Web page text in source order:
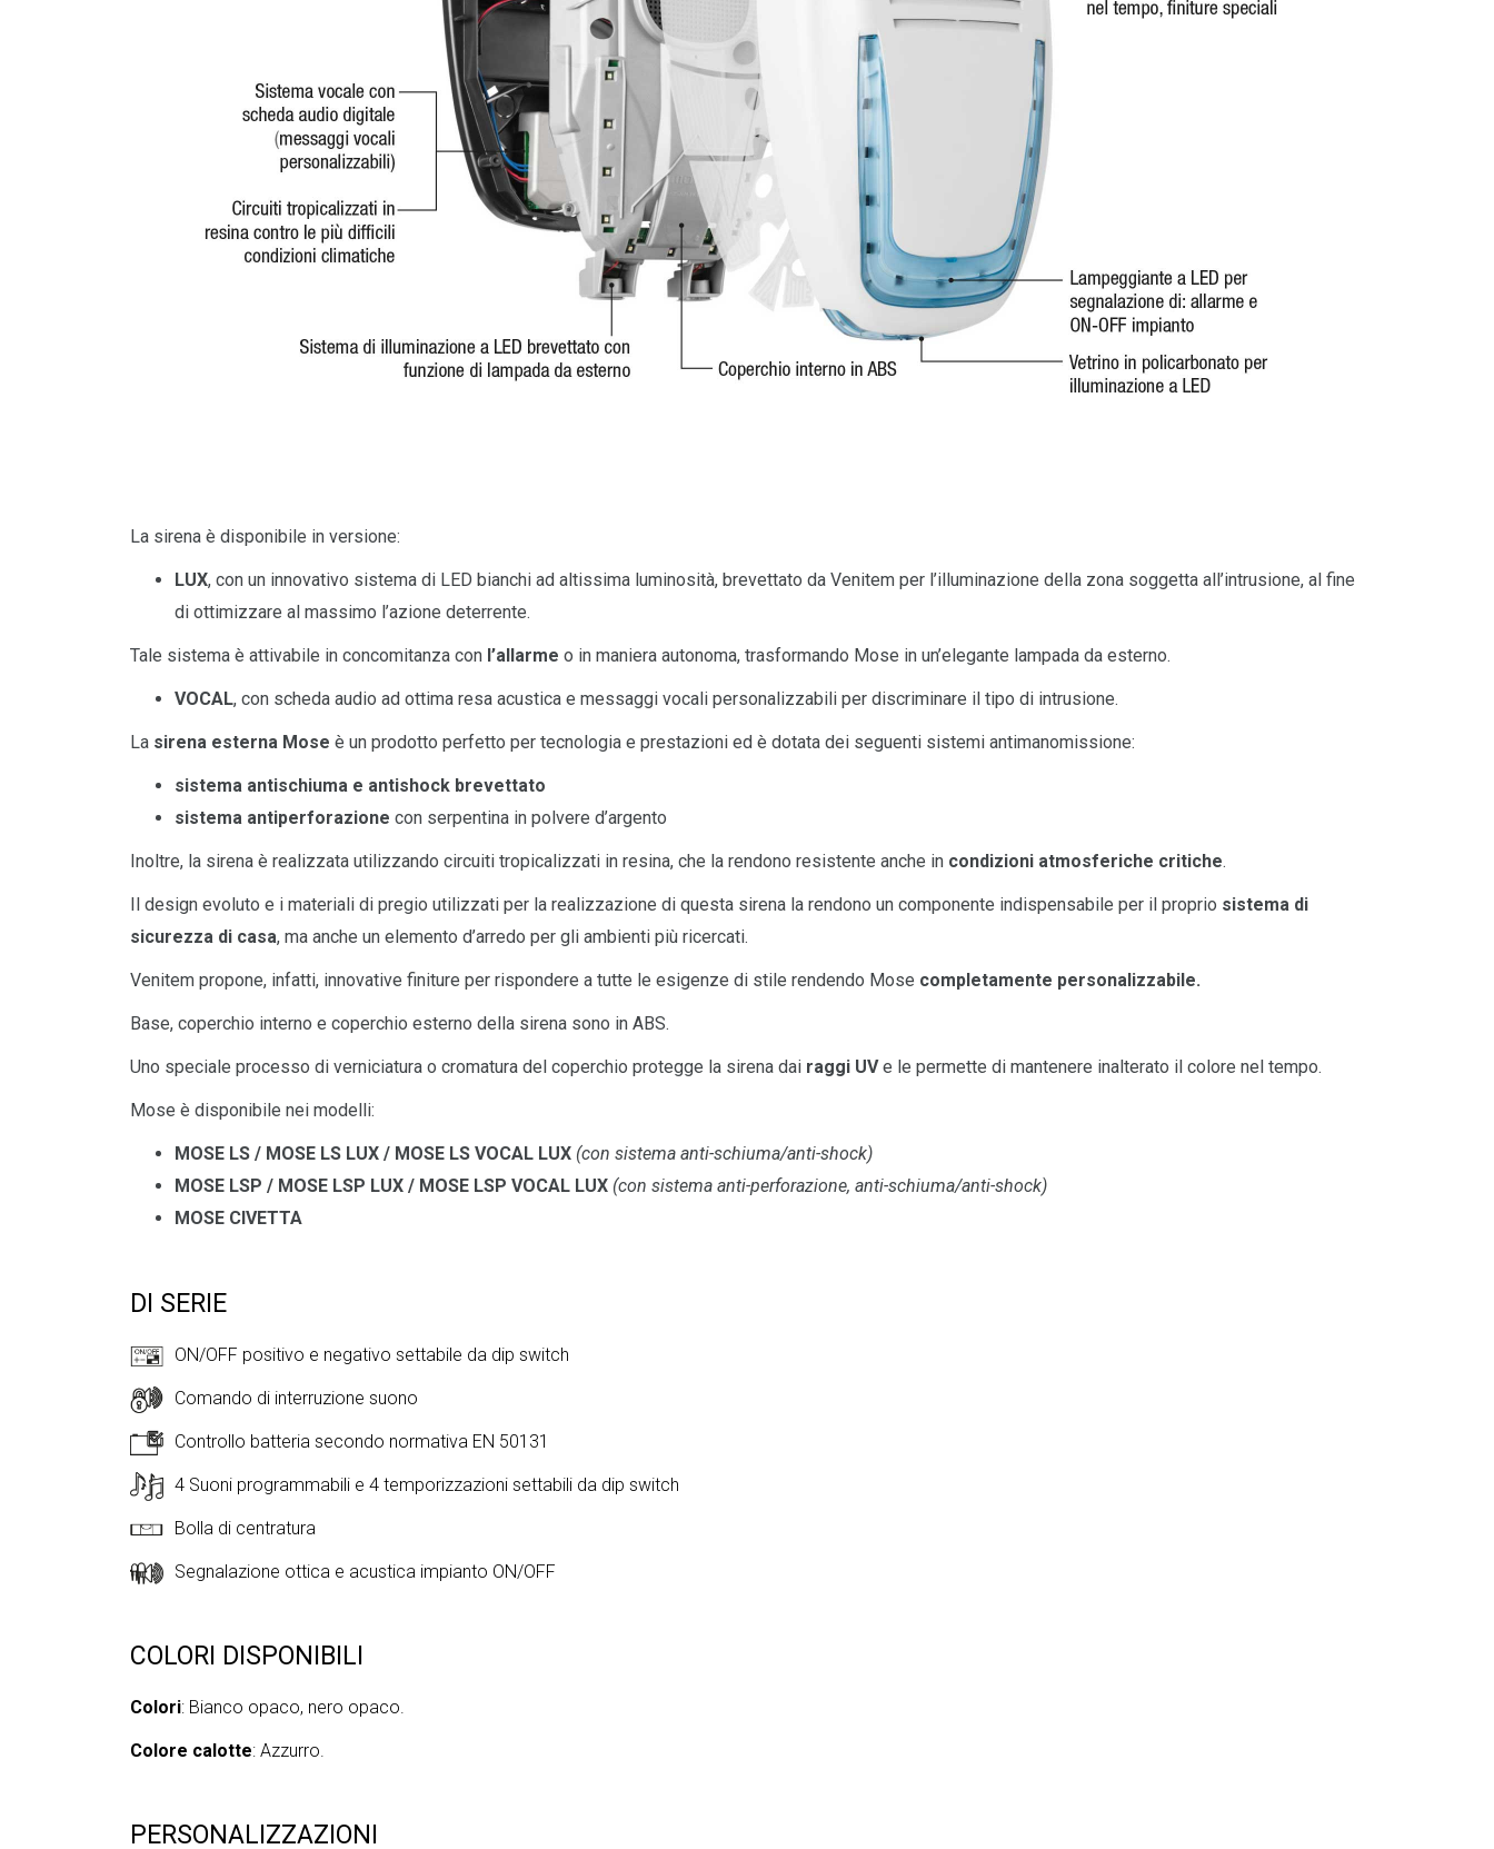
La sirena è disponibile in versione:
LUX, con un innovativo sistema di LED bianchi ad altissima luminosità, brevettato da Venitem per l’illuminazione della zona soggetta all’intrusione, al fine
di ottimizzare al massimo l’azione deterrente.
Tale sistema è attivabile in concomitanza con l’allarme o in maniera autonoma, trasformando Mose in un’elegante lampada da esterno.
VOCAL, con scheda audio ad ottima resa acustica e messaggi vocali personalizzabili per discriminare il tipo di intrusione.
La sirena esterna Mose è un prodotto perfetto per tecnologia e prestazioni ed è dotata dei seguenti sistemi antimanomissione:
sistema antischiuma e antishock brevettato
sistema antiperforazione con serpentina in polvere d’argento
Inoltre, la sirena è realizzata utilizzando circuiti tropicalizzati in resina, che la rendono resistente anche in condizioni atmosferiche critiche.
Il design evoluto e i materiali di pregio utilizzati per la realizzazione di questa sirena la rendono un componente indispensabile per il proprio sistema di
sicurezza di casa, ma anche un elemento d’arredo per gli ambienti più ricercati.
Venitem propone, infatti, innovative finiture per rispondere a tutte le esigenze di stile rendendo Mose completamente personalizzabile.
Base, coperchio interno e coperchio esterno della sirena sono in ABS.
Uno speciale processo di verniciatura o cromatura del coperchio protegge la sirena dai raggi UVe le permette di mantenere inalterato il colore nel tempo.
Mose è disponibile nei modelli:
MOSE LS / MOSE LS LUX / MOSE LS VOCAL LUX (con sistema anti-schiuma/anti-shock)
MOSE LSP / MOSE LSP LUX / MOSE LSP VOCAL LUX (con sistema anti-perforazione, anti-schiuma/anti-shock)
MOSE CIVETTA
DI SERIE
ON/OFF positivo e negativo settabile da dip switch
Comando di interruzione suono
Controllo batteria secondo normativa EN 50131
4 Suoni programmabili e 4 temporizzazioni settabili da dip switch
Bolla di centratura
Segnalazione ottica e acustica impianto ON/OFF
COLORI DISPONIBILI
Colori: Bianco opaco, nero opaco.
Colore calotte: Azzurro.
PERSONALIZZAZIONI